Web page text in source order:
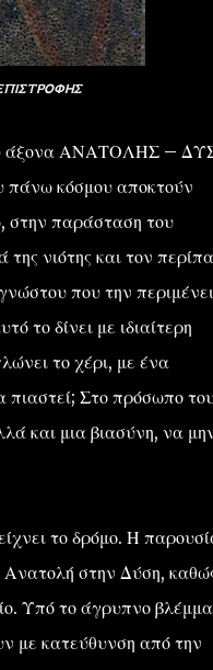
του άξονα ΑΝΑΤΟΛΗΣ –
πάνω κόσμου αποκτούν
στην παράσταση του
νιότης και τον
που την
το δίνει με ιδιαίτερη
το χέρι, με ένα
πιαστεί; Στο πρόσωπο
και μια βιασύνη, να
το δρόμο. Η
Ανατολή στην Δύση,
Υπό το άγρυπνο
με κατεύθυνση από την